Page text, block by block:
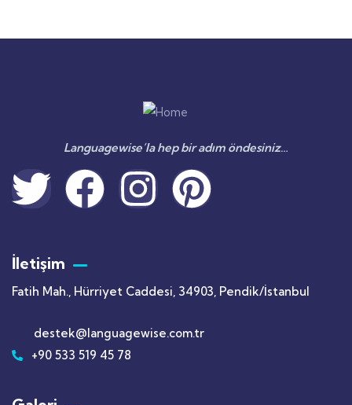
Languagewise’la hep bir adım öndesiniz…
İletişim
Fatih Mah., Hürriyet Caddesi, 34903, Pendik/İstanbul
destek@languagewise.com.tr
+90 533 519 45 78